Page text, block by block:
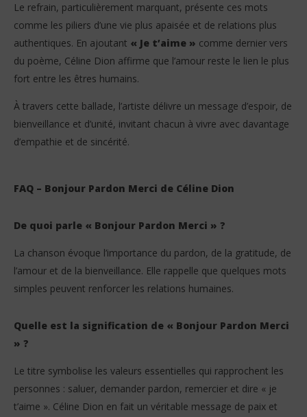
Le refrain, particulièrement marquant, présente ces mots
comme les piliers d’une vie plus apaisée et de relations plus
authentiques. En ajoutant « Je t’aime » comme dernier vers
du poème, Céline Dion affirme que l’amour reste le lien le plus
fort entre les êtres humains.
À travers cette ballade, l’artiste délivre un message d’espoir, de
bienveillance et d’unité, invitant chacun à vivre avec davantage
d’empathie et de sincérité.
FAQ – Bonjour Pardon Merci de Céline Dion
De quoi parle « Bonjour Pardon Merci » ?
La chanson évoque l’importance du pardon, de la gratitude, de
l’amour et de la bienveillance. Elle rappelle que quelques mots
simples peuvent renforcer les relations humaines.
Quelle est la signification de « Bonjour Pardon Merci
» ?
Le titre symbolise les valeurs essentielles qui rapprochent les
personnes : saluer, demander pardon, remercier et dire « je
t’aime ». Céline Dion en fait un véritable message de paix et